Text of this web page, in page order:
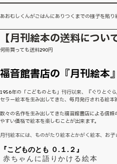
あおむしくんがごはんにありつくまでの様子を貼り
【月刊絵本の送料について
何冊買っても送料290円
福音館書店の『月刊絵本
1956年の「こどものとも」刊行以来、『ぐりとぐ
セラー絵本を生み出してきた、毎月発行される絵本
数々の名作を生み出してきた福音館書店による信
やすい価格で絵本を楽しむことが出来ます。
月刊絵本には、ものがたり絵本とかがく絵本、お
『こどものとも ０.１.２』
赤ちゃんに語りかける絵本